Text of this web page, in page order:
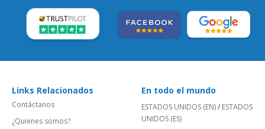
Links Relacionados
Contáctanos
¿Quienes somos?
En todo el mundo
ESTADOS UNIDOS (EN)/ ESTADOS
UNIDOS (ES)